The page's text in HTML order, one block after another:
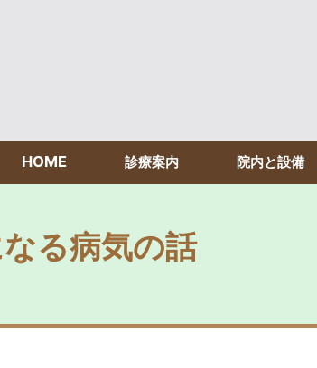
HOME 診療案内 院内と設備
る病気の話